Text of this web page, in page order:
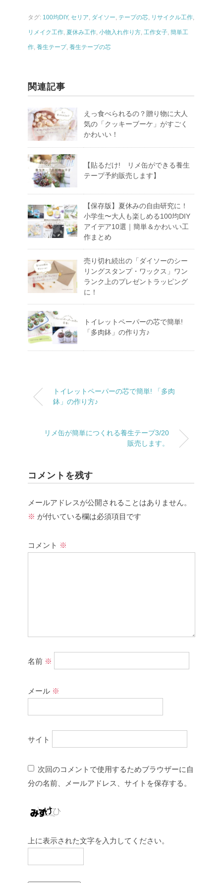
タグ: 100均DIY, セリア, ダイソー, テープの芯, リサイクル工作,
リメイク工作, 夏休み工作, 小物入れ作り方, 工作女子, 簡単工
作, 養生テープ, 養生テープの芯
関連記事
えっ食べられるの？贈り物に大人
気の「クッキーブーケ」がすごく
かわいい！
【貼るだけ! リメ缶ができる養生
テープ予約販売します】
【保存版】夏休みの自由研究に！
小学生〜大人も楽しめる100均DIY
アイデア10選｜簡単＆かわいい工
作まとめ
売り切れ続出の「ダイソーのシー
リングスタンプ・ワックス」ワン
ランク上のプレゼントラッピング
に！
トイレットペーパーの芯で簡単!
「多肉鉢」の作り方♪
トイレットペーパーの芯で簡単! 「多肉
鉢」の作り方♪
リメ缶が簡単につくれる養生テープ3/20
販売します。
コメントを残す
メールアドレスが公開されることはありません。
※ が付いている欄は必須項目です
コメント ※
名前 ※
メール ※
サイト
次回のコメントで使用するためブラウザーに自
分の名前、メールアドレス、サイトを保存する。
上に表示された文字を入力してください。